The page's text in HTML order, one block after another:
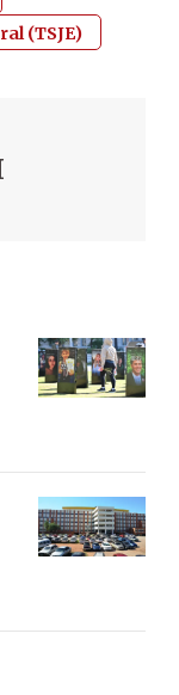
(TSJE)